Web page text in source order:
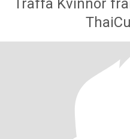
Träffa Kvinnor